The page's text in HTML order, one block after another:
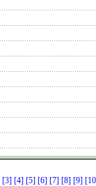
[3] [4] [5] [6] [7] [8] [9]